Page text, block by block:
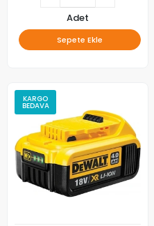
Adet
Sepete Ekle
KARGO
BEDAVA